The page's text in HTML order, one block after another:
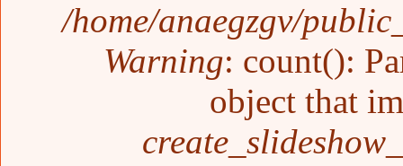
/home/anaegzgv/
Warning: count():
object that